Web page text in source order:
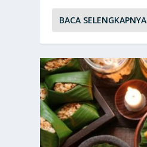
BACA SELENGKAPNYA